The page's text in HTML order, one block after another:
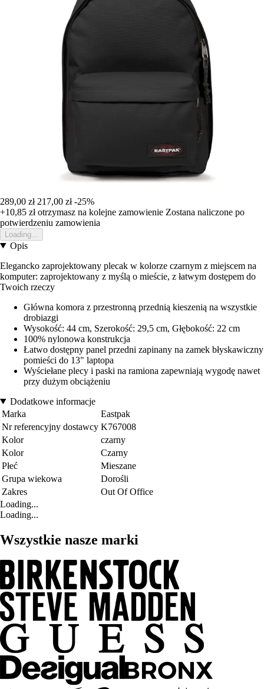
289,00 zł 217,00 zł -25%
+10,85 złotrzymasz na kolejne zamowienie Zostana naliczone po
potwierdzeniu zamowienia
Loading...
Opis
Elegancko zaprojektowany plecak w kolorze czarnym z miejscem na
komputer: zaprojektowany z myślą o mieście, z łatwym dostępem do
Twoich rzeczy
Główna komora z przestronną przednią kieszenią na wszystkie
drobiazgi
Wysokość: 44 cm, Szerokość: 29,5 cm, Głębokość: 22 cm
100% nylonowa konstrukcja
Łatwo dostępny panel przedni zapinany na zamek błyskawiczny
pomieści do 13" laptopa
Wyściełane plecy i paski na ramiona zapewniają wygodę nawet
przy dużym obciążeniu
Dodatkowe informacje
Marka
Eastpak
Nr referencyjny dostawcy K767008
Kolor
czarny
Kolor
Czarny
Płeć
Mieszane
Grupa wiekowa
Dorośli
Zakres
Out Of Office
Loading...
Loading...
Wszystkie nasze marki